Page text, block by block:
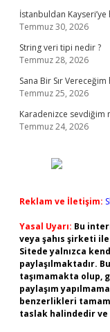
İstanbuldan Kayseri’ye
Temmuz 30, 2026
String veri tipi nedir ?
Temmuz 28, 2026
Sana Bir Sır
Temmuz 25, 2026
Karadenizce sevdiğim
Temmuz 24, 2026
Reklam ve İletişim:
Yasal Uyarı: Bu
veya şahıs şirketi
Sitede yalnızca
paylaşılmaktadır.
taşımamakta olup,
paylaşım
benzerlikleri
taslak halindedir